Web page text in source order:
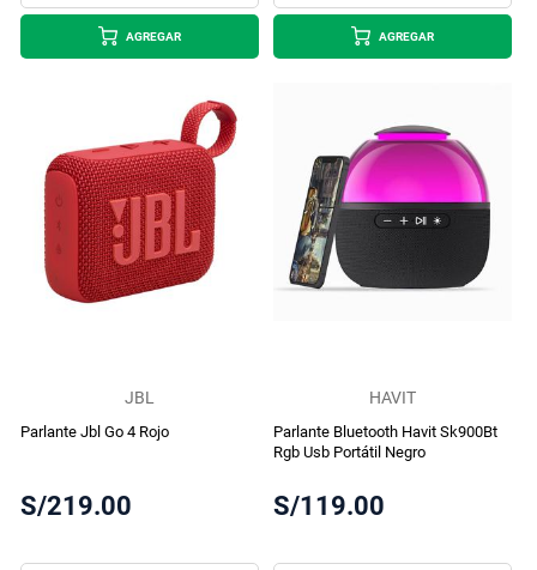
AGREGAR AGREGAR
JBL
Parlante Jbl Go 4 Rojo
S/219.00
HAVIT
Parlante Bluetooth Havit Sk900Bt
Rgb Usb Portátil Negro
S/119.00